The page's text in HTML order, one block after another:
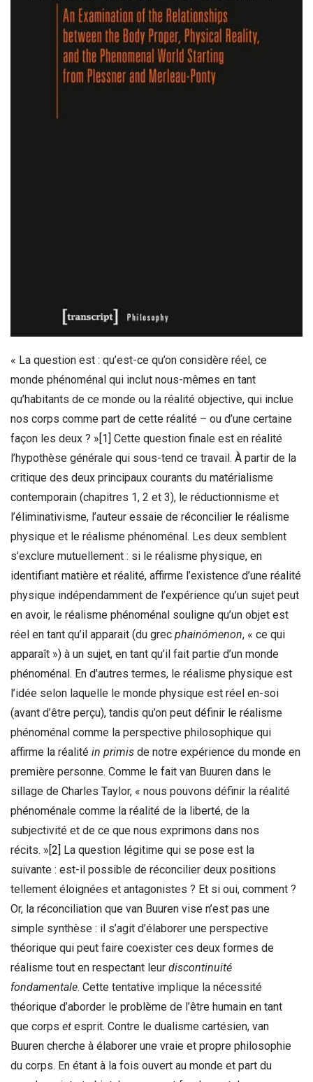
« La question est : qu’est-ce qu’on considère réel, ce
monde phénoménal qui inclut nous-mêmes en tant
qu’habitants de ce monde ou la réalité objective, qui inclue
nos corps comme part de cette réalité – ou d’une certaine
façon les deux ? » [1] Cette question finale est en réalité
l’hypothèse générale qui sous-tend ce travail. À partir de la
critique des deux principaux courants du matérialisme
contemporain (chapitres 1, 2 et 3), le réductionnisme et
l’éliminativisme, l’auteur essaie de réconcilier le réalisme
physique et le réalisme phénoménal. Les deux semblent
s’exclure mutuellement : si le réalisme physique, en
identifiant matière et réalité, affirme l’existence d’une réalité
physique indépendamment de l’expérience qu’un sujet peut
en avoir, le réalisme phénoménal souligne qu’un objet est
réel en tant qu’il apparait (du grec phainómenon, « ce qui
apparaît ») à un sujet, en tant qu’il fait partie d’un monde
phénoménal. En d’autres termes, le réalisme physique est
l’idée selon laquelle le monde physique est réel en-soi
(avant d’être perçu), tandis qu’on peut définir le réalisme
phénoménal comme la perspective philosophique qui
affirme la réalité in primis de notre expérience du monde en
première personne. Comme le fait van Buuren dans le
sillage de Charles Taylor, « nous pouvons définir la réalité
phénoménale comme la réalité de la liberté, de la
subjectivité et de ce que nous exprimons dans nos
récits. » [2]
La question légitime qui se pose est la
suivante : est-il possible de réconcilier deux positions
tellement éloignées et antagonistes ? Et si oui, comment ?
Or, la réconciliation que van Buuren vise n’est pas une
simple synthèse : il s’agit d’élaborer une perspective
théorique qui peut faire coexister ces deux formes de
réalisme tout en respectant leur discontinuité
fondamentale. Cette tentative implique la nécessité
théorique d’aborder le problème de l’être humain en tant
que corps et esprit. Contre le dualisme cartésien, van
Buuren cherche à élaborer une vraie et propre philosophie
du corps. En étant à la fois ouvert au monde et part du